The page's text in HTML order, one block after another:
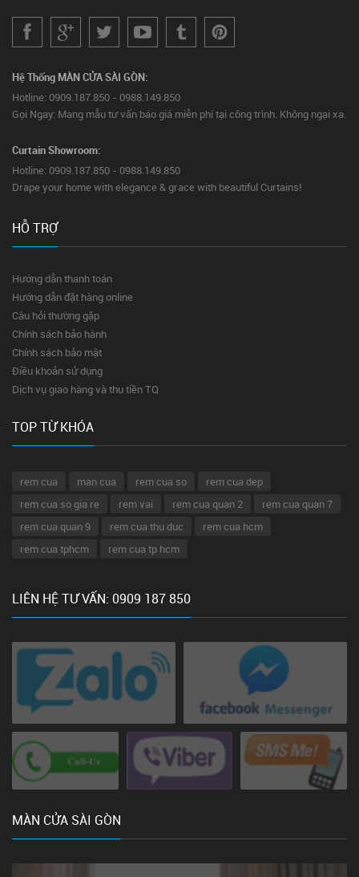
Hệ Thống MÀN CỬA SÀI GÒN:
Hotline: 0909.187.850 - 0988.149.850
Gọi Ngay: Mang mẫu tư vấn báo giá miễn phí tại công trình. Không ngại xa.
Curtain Showroom:
Hotline: 0909.187.850 - 0988.149.850
Drape your home with elegance & grace with beautiful Curtains!
HỖ TRỢ
Hướng dẫn thanh toán
Hướng dẫn đặt hàng online
Câu hỏi thường gặp
Chính sách bảo hành
Chính sách bảo mật
Điều khoản sử dụng
Dịch vụ giao hàng và thu tiền TQ
TOP TỪ KHÓA
rem cua man cua rem cua so
rem cua dep
rem cua so gia re
rem vai rem cua quan 2
rem cua quan 7
rem cua quan 9
rem cua thu duc
rem cua hcm
rem cua tphcm
rem cua tp hcm
LIÊN HỆ TƯ VẤN: 0909 187 850
MÀN CỬA SÀI GÒN